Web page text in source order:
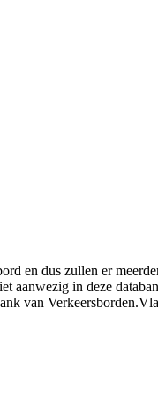
en dus zullen er
aanwezig in deze
van